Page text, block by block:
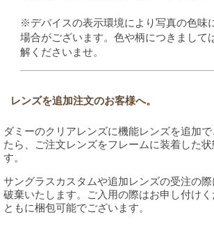
※デバイスの表示環境により写真の色味
場合がございます。色や柄につきまして
解くださいませ。
レンズを追加注文のお客様へ。
ダミーのクリアレンズに機能レンズを追加
たら、ご注文レンズをフレームに装着した
す。
サングラスカスタムや追加レンズの受注の
破棄いたします。ご入用の際はお申し付け
ともに梱包可能でございます。